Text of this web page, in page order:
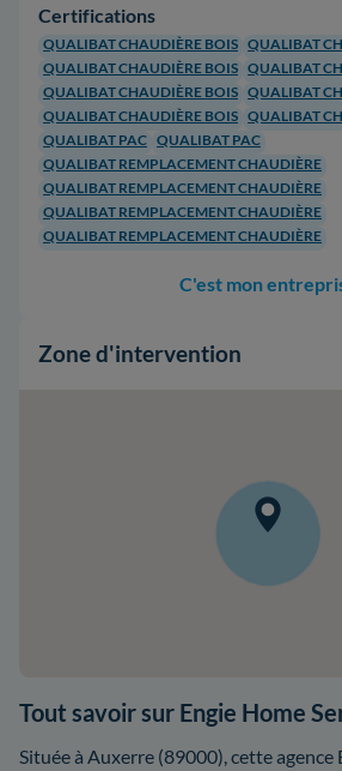
Certifications
QUALIBAT CHAUDIÈRE BOIS QUALIBAT
QUALIBAT CHAUDIÈRE BOIS QUALIBAT
QUALIBAT CHAUDIÈRE BOIS QUALIBAT
QUALIBAT CHAUDIÈRE BOIS QUALIBAT
QUALIBAT PAC QUALIBAT PAC
QUALIBAT REMPLACEMENT CHAUDIÈRE
QUALIBAT REMPLACEMENT CHAUDIÈRE
QUALIBAT REMPLACEMENT CHAUDIÈRE
QUALIBAT REMPLACEMENT CHAUDIÈRE
C'est mon
Zone d'intervention
Tout savoir sur Engie Home
Située à Auxerre (89000), cette agence